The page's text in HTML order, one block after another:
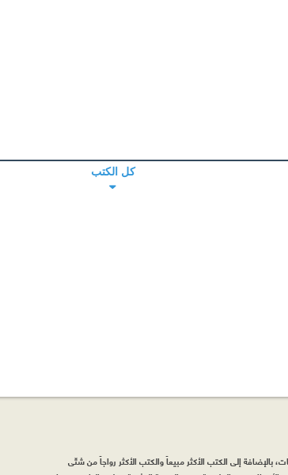
كل الكتب
بالإضافة إلى الكتب الأكثر مبيعاً والكتب الأكثر رواجاً من شتّى